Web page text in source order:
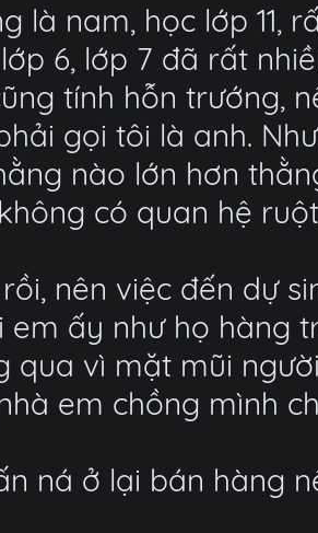
là nam, học lớp 11,
6, lớp 7 đã rất
tính hỗn trướng,
gọi tôi là anh.
nào lớn hơn
có quan hệ
nên việc đến dự
ấy như họ hàng
qua vì mặt mũi
em chồng mình
ná ở lại bán hàng